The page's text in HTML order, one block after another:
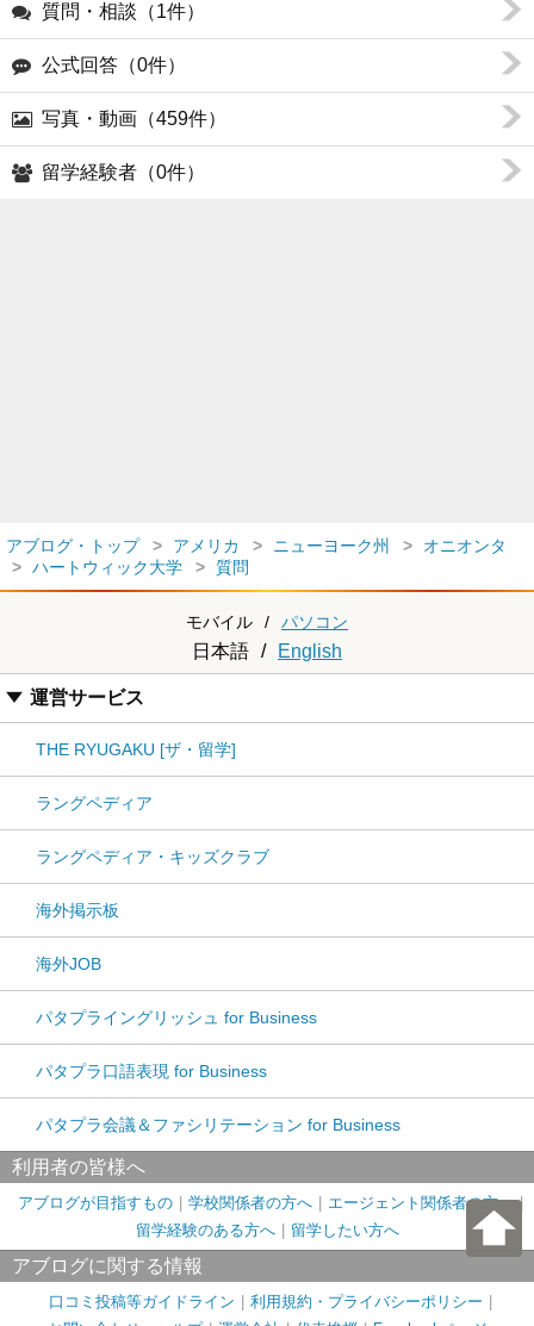
質問・相談（1件）
公式回答（0件）
写真・動画（459件）
留学経験者（0件）
アブログ・トップ アメリカ ニューヨーク州
オニオンタ
ハートウィック大学
質問
モバイル / パソコン
日本語 / English
運営サービス
THE RYUGAKU [ザ・留学]
ラングペディア
ラングペディア・キッズクラブ
海外掲示板
海外JOB
パタプライングリッシュ for Business
パタプラ口語表現 for Business
パタプラ会議＆ファシリテーション for Business
利用者の皆様へ
アブログが目指すもの 学校関係者の方へ
エージェント関係者の方へ
留学経験のある方へ
留学したい方へ
アブログに関する情報
口コミ投稿等ガイドライン
利用規約・プライバシーポリシー